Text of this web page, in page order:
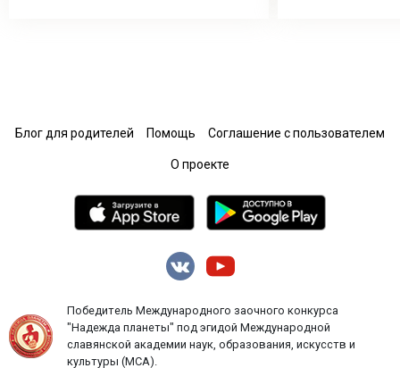
Блог для родителей Помощь Соглашение с пользователем
О проекте
Победитель Международного заочного конкурса
"Надежда планеты" под эгидой Международной
славянской академии наук, образования, искусств и
культуры (МСА).